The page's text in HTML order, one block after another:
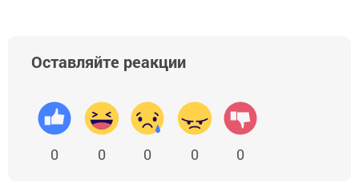
Оставляйте реакции
0 0 0 0 0